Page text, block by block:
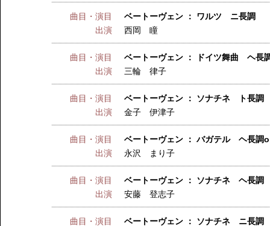
曲目・演目
ベートーヴェン ： ワルツ ニ長調
出演
西岡 瞳
曲目・演目
ベートーヴェン ： ドイツ舞曲 ヘ長
出演
三輪 律子
曲目・演目
ベートーヴェン ： ソナチネ ト長
出演
金子 伊津子
曲目・演目
ベートーヴェン ： バガテル ヘ長調
出演
永沢 まり子
曲目・演目
ベートーヴェン ： ソナチネ ヘ長調
出演
安藤 登志子
曲目・演目
ベートーヴェン ： ソナチネ ニ長調